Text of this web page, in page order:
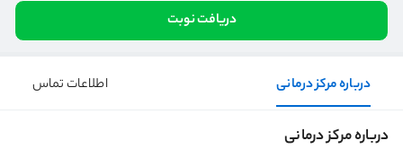
دریافت نوبت
درباره مرکز درمانی اطلاعات تماس
درباره مرکز درمانی